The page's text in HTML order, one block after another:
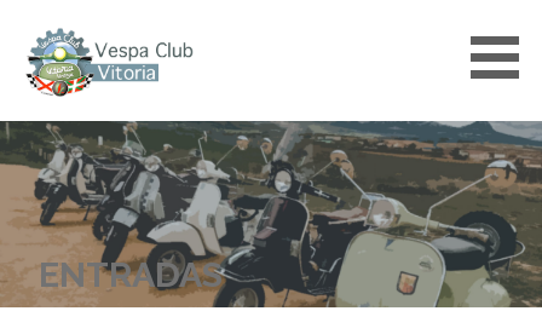
contenido
VESPACLUBVITORIA
ENTRADAS